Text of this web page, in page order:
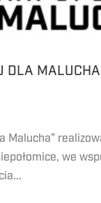
DLA
Malucha”
we